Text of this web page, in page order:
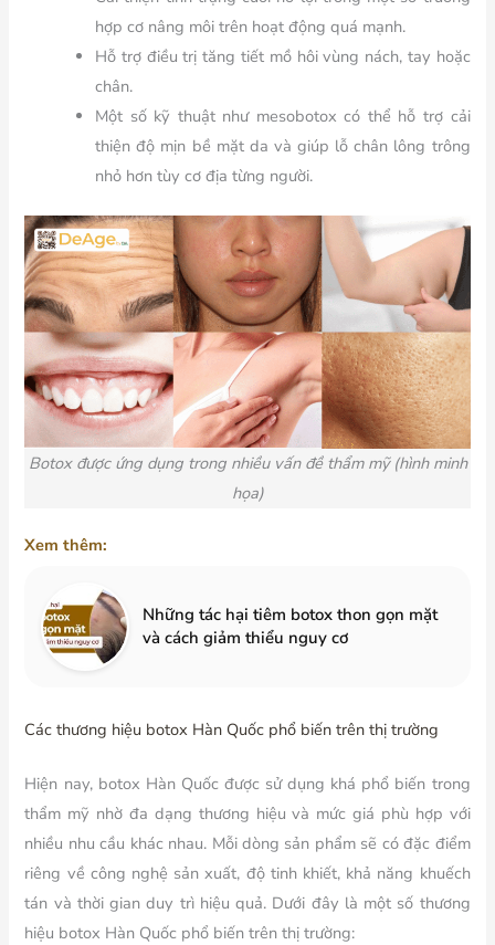
hợp cơ nâng môi trên hoạt động quá mạnh.
Hỗ trợ điều trị tăng tiết mồ hôi vùng nách, tay hoặc
chân.
Một số kỹ thuật như mesobotox có thể hỗ trợ cải
thiện độ mịn bề mặt da và giúp lỗ chân lông trông
nhỏ hơn tùy cơ địa từng người.
Botox được ứng dụng trong nhiều vấn đề thẩm mỹ (hình minh
họa)
Xem thêm:
Những tác hại tiêm botox thon gọn mặt
và cách giảm thiểu nguy cơ
Các thương hiệu botox Hàn Quốc phổ biến trên thị trường
Hiện nay, botox Hàn Quốc được sử dụng khá phổ biến trong
thẩm mỹ nhờ đa dạng thương hiệu và mức giá phù hợp với
nhiều nhu cầu khác nhau. Mỗi dòng sản phẩm sẽ có đặc điểm
riêng về công nghệ sản xuất, độ tinh khiết, khả năng khuếch
tán và thời gian duy trì hiệu quả. Dưới đây là một số thương
hiệu botox Hàn Quốc phổ biến trên thị trường: